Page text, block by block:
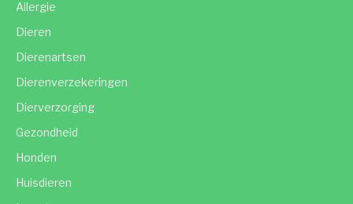
Allergie
Dieren
Dierenartsen
Dierenverzekeringen
Dierverzorging
Gezondheid
Honden
Huisdieren